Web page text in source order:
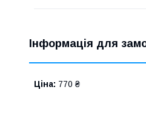
Інформація для
Ціна: 770 ₴